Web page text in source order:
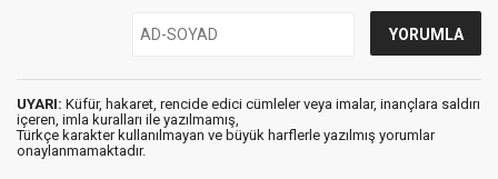
UYARI: Küfür, hakaret, rencide edici cümleler veya imalar, inançlara saldırı
içeren, imla kuralları ile yazılmamış,
Türkçe karakter kullanılmayan ve büyük harflerle yazılmış yorumlar
onaylanmamaktadır.